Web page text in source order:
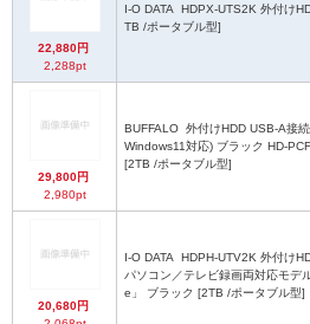
22,880円
2,288pt
I-O DATA
TB /ポータブル型]
29,800円
2,980pt
BUFFALO
Windows11対応) ブラック HD-
[2TB /ポータブル型]
20,680円
I-O DATA
パソコン／テレビ録画両対応モデ
e」 ブラック [2TB /ポータブル型]